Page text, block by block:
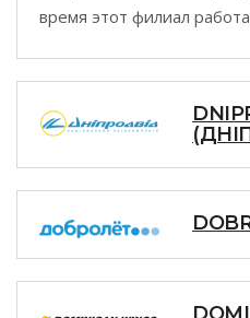
время этот филиал